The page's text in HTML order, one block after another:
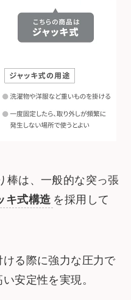
棒は、一般的な突っ張
キ式構造 を採用して
る際に強力な圧力で
安定性を実現。